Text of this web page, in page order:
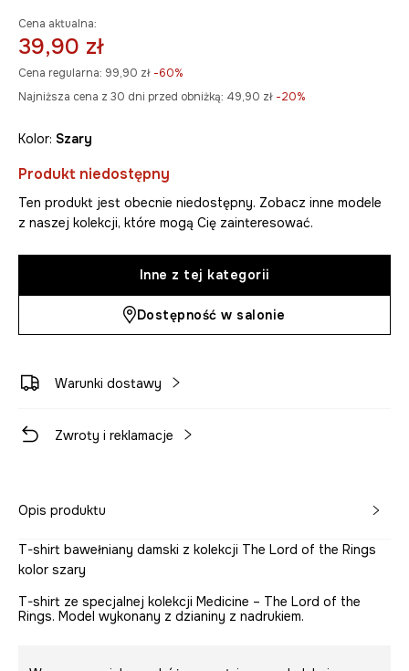
Cena aktualna:
39,90 zł
Cena regularna: 99,90 zł -60%
Najniższa cena z 30 dni przed obniżką: 49,90 zł -20%
Kolor: szary
Produkt niedostępny
Ten produkt jest obecnie niedostępny. Zobacz inne modele
z naszej kolekcji, które mogą Cię zainteresować.
Inne z tej kategorii
Dostępność w salonie
Warunki dostawy
Zwroty i reklamacje
Opis produktu
T-shirt bawełniany damski z kolekcji The Lord of the Rings
kolor szary
T-shirt ze specjalnej kolekcji Medicine – The Lord of the
Rings. Model wykonany z dzianiny z nadrukiem.